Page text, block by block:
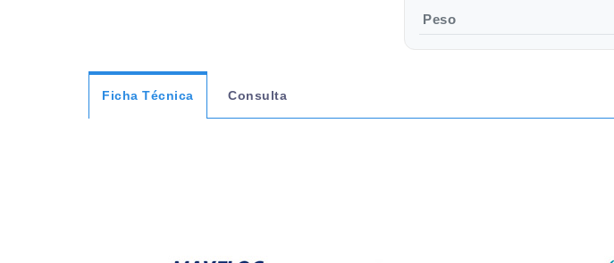
Peso
Ficha Técnica Consulta